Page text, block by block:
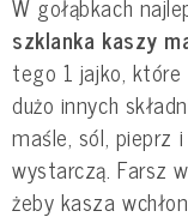
szklanka kaszy
tego 1 jajko, które
dużo innych
maśle, sól, pieprz
wystarczą. Farsz
żeby kasza